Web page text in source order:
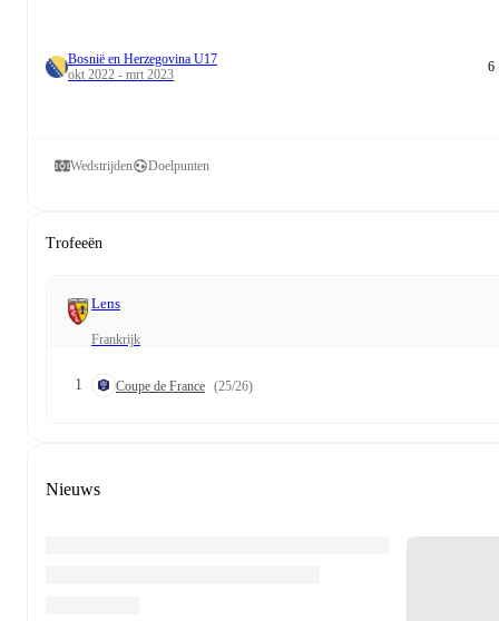
Bosnië en Herzegovina U17
okt 2022 - mrt 2023
6
Wedstrijden Doelpunten
Trofeeën
Lens
Frankrijk
1 Coupe de France (25/26)
Nieuws